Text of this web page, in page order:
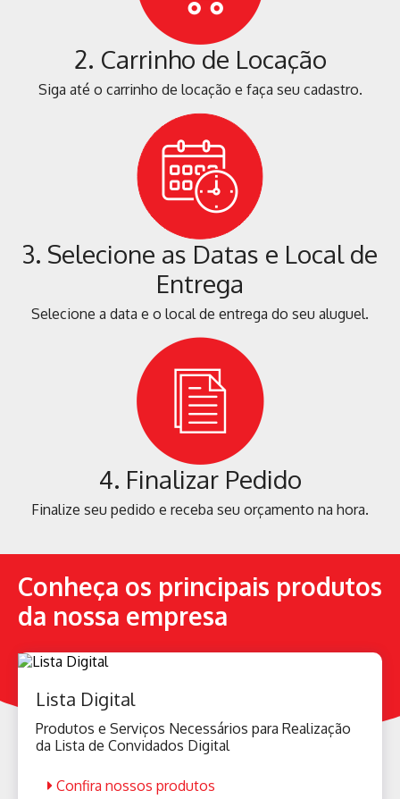
2. Carrinho de Locação
Siga até o carrinho de locação e faça seu cadastro.
3. Selecione as Datas e Local de
Entrega
Selecione a data e o local de entrega do seu aluguel.
4. Finalizar Pedido
Finalize seu pedido e receba seu orçamento na hora.
Conheça os principais produtos
da nossa empresa
Lista Digital
Produtos e Serviços Necessários para Realização
da Lista de Convidados Digital
Confira nossos produtos